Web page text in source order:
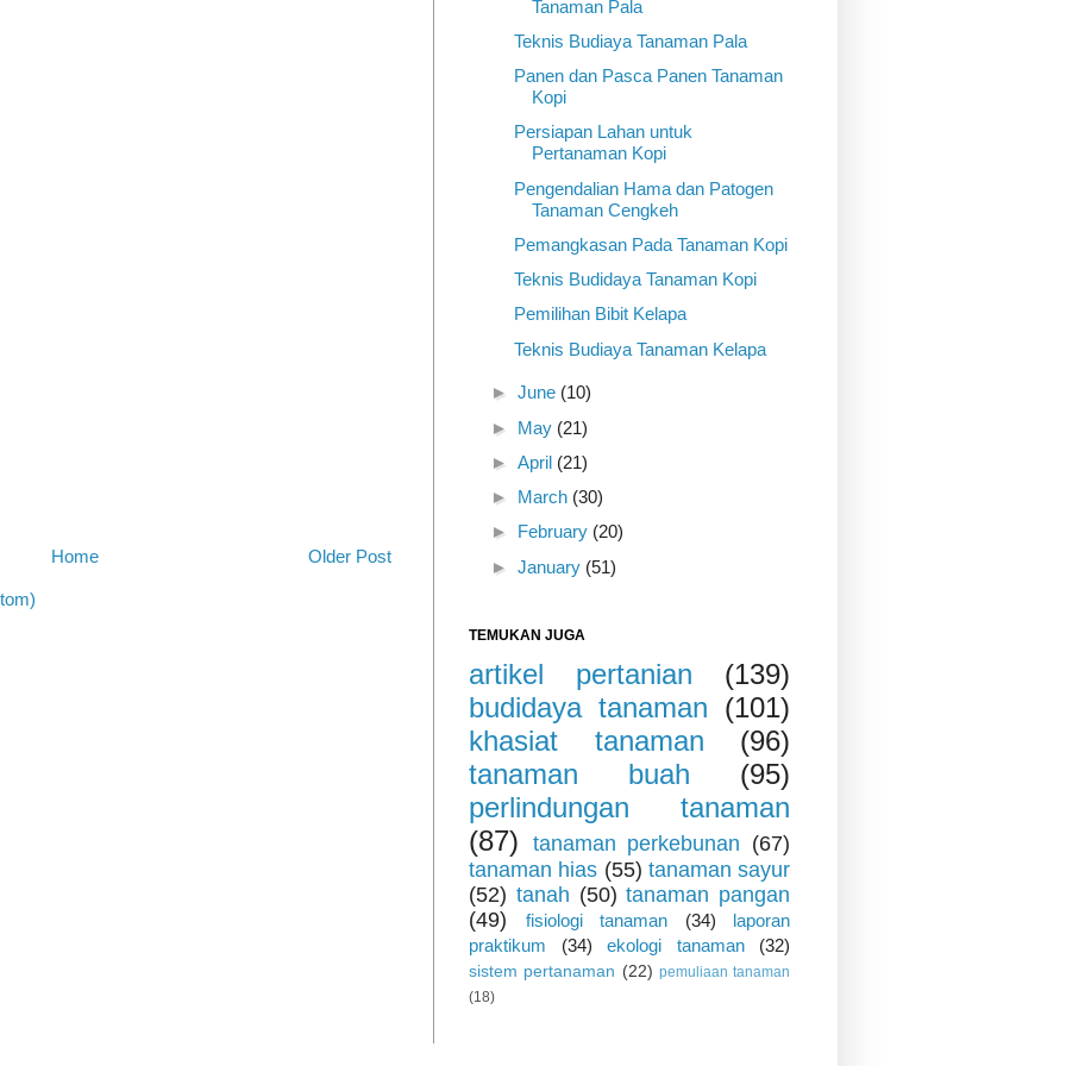
Older Post
Home
Tanaman Pala
Teknis Budiaya Tanaman Pala
Panen dan Pasca Panen Tanaman
Kopi
Persiapan Lahan untuk
Pertanaman Kopi
Pengendalian Hama dan Patogen
Tanaman Cengkeh
Pemangkasan Pada Tanaman Kopi
Teknis Budidaya Tanaman Kopi
Pemilihan Bibit Kelapa
Teknis Budiaya Tanaman Kelapa
► June (10)
► May (21)
► April (21)
► March (30)
► February (20)
► January (51)
TEMUKAN JUGA
artikel pertanian
(139)
budidaya tanaman (101)
khasiat tanaman
(96)
tanaman buah
(95)
perlindungan tanaman
(87)
tanaman perkebunan (67)
tanaman hias (55) tanaman sayur
(52) tanah (50) tanaman pangan
(49)
fisiologi tanaman (34)
laporan
praktikum
(34) ekologi tanaman (32)
sistem pertanaman (22) pemuliaan tanaman
(18)